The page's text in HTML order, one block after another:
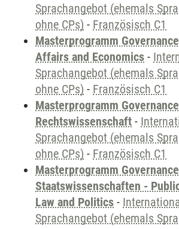
Sprachangebot (ehemals
ohne CPs) - Französisch C1
Masterprogramm
Affairs and Economics -
Sprachangebot (ehemals
ohne CPs) - Französisch C1
Masterprogramm
Rechtswissenschaft -
Sprachangebot (ehemals
ohne CPs) - Französisch C1
Masterprogramm
Staatswissenschaften -
Law and Politics -
Sprachangebot (ehemals